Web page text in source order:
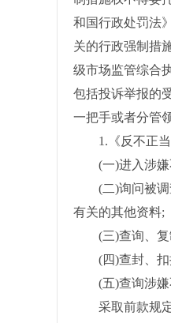
和国行政处罚法
关的行政强制措
级市场监管综合
包括投诉举报的
一把手或者分管
1.《反不正当
(一)进入涉嫌
(二)询问被调查
有关的其他资料;
(三)查询、复制
(四)查封、扣
(五)查询涉嫌
采取前款规定